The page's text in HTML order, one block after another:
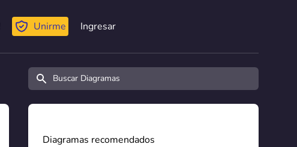
Unirme Ingresar
Buscar diagramas y manuales
Diagramas recomendados